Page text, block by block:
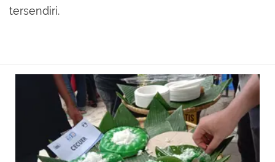
tersendiri.